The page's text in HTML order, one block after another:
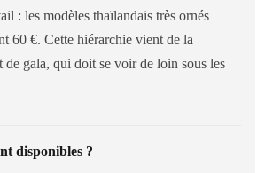
: les modèles thaïlandais très ornés
60 €. Cette hiérarchie vient de la
de gala, qui doit se voir de loin sous les
disponibles ?